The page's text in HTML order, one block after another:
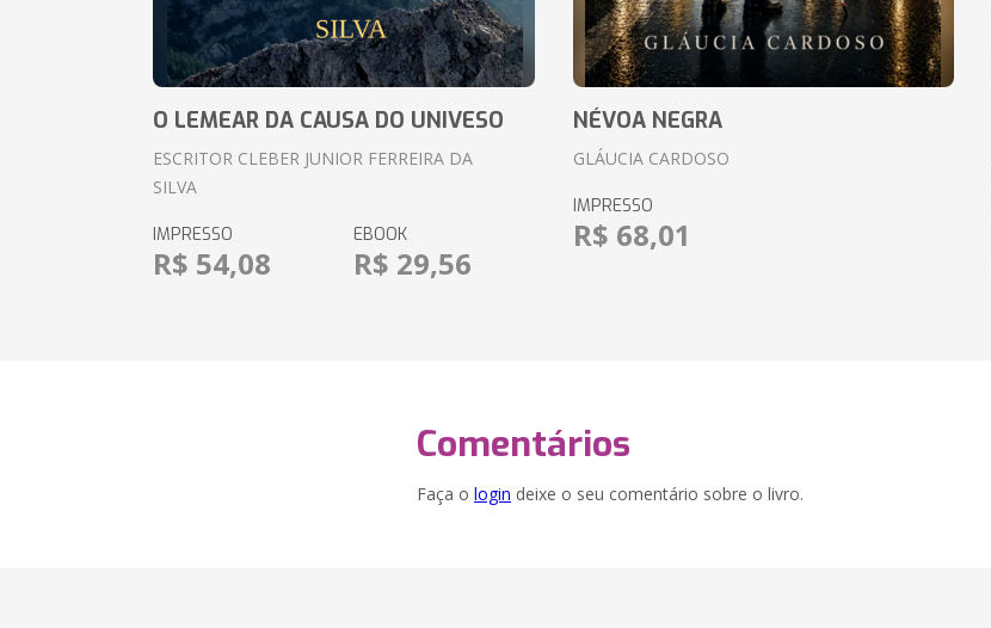
O LEMEAR DA CAUSA DO UNIVESO
ESCRITOR CLEBER JUNIOR FERREIRA DA
SILVA
IMPRESSO
R$ 54,08
EBOOK
R$ 29,56
NÉVOA NEGRA
GLÁUCIA CARDOSO
IMPRESSO
R$ 68,01
Comentários
Faça o login deixe o seu comentário sobre o livro.